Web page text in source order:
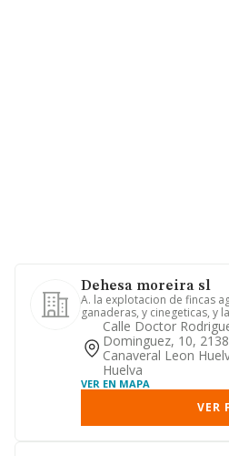
Dehesa moreira sl
A. la explotacion de fincas
ganaderas, y cinegeticas, y la
comercializacion de
Calle Doctor
Dominguez, 10,
Canaveral Leon
Huelva
VER EN MAPA
VER